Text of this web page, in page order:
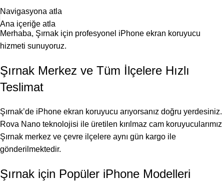
Navigasyona atla
Ana içeriğe atla
Merhaba, Şırnak için profesyonel iPhone ekran koruyucu
hizmeti sunuyoruz.
Şırnak Merkez ve Tüm İlçelere Hızlı
Teslimat
Şırnak’de iPhone ekran koruyucu arıyorsanız doğru yerdesiniz.
Rova Nano teknolojisi ile üretilen kırılmaz cam koruyucularımız
Şırnak merkez ve çevre ilçelere aynı gün kargo ile
gönderilmektedir.
Şırnak için Popüler iPhone Modelleri